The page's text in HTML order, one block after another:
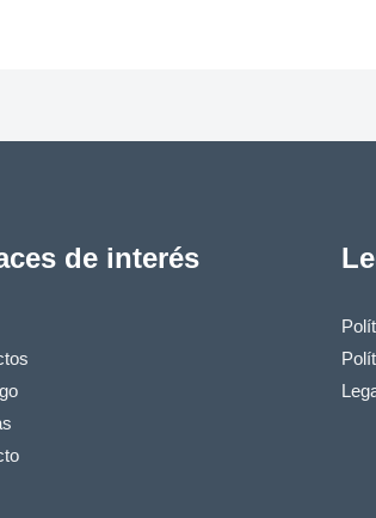
de interés